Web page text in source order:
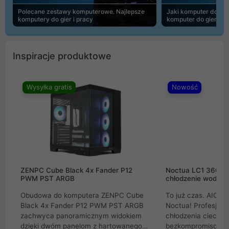
Polecane zestawy komputerowe. Najlepsze
komputery do gier i pracy
Jaki komputer do
komputer do gier |
Inspiracje produktowe
Wysyłka gratis
ZENPC Cube Black 4x Fander P12
PWM PST ARGB
Obudowa do komputera ZENPC Cube
Black 4x Fander P12 PWM PST ARGB
zachwyca panoramicznym widokiem
dzięki dwóm panelom z hartowanego
Nowość
Noctua LC1
chłodzenie wodne
To już czas. AIO
Noctua!
chłodzenia cieczą